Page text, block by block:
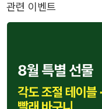
관련 이벤트